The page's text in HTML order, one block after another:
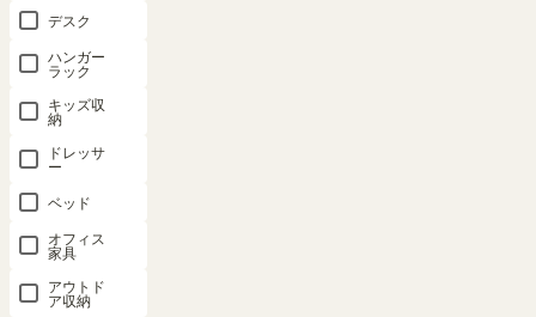
デスク
ハンガー
ラック
キッズ収
納
ドレッサ
ー
ベッド
オフィス
家具
アウトド
ア収納